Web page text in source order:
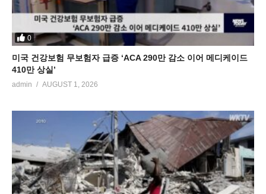
0
미국 건강보험 무보험자 급증 ‘ACA 290만 감소 이어 메디케이드
410만 상실’
admin AUGUST 1, 2026